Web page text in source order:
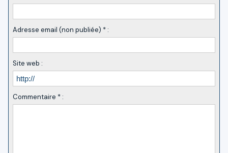
Adresse email (non publiée) * :
Site web :
Commentaire * :